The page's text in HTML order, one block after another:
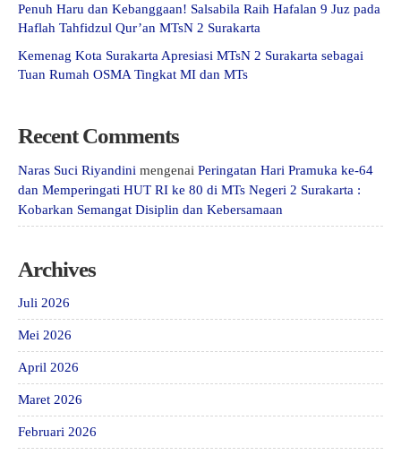
Penuh Haru dan Kebanggaan! Salsabila Raih Hafalan 9 Juz pada
Haflah Tahfidzul Qur’an MTsN 2 Surakarta
Kemenag Kota Surakarta Apresiasi MTsN 2 Surakarta sebagai
Tuan Rumah OSMA Tingkat MI dan MTs
Recent Comments
Naras Suci Riyandini mengenai Peringatan Hari Pramuka ke-64
dan Memperingati HUT RI ke 80 di MTs Negeri 2 Surakarta :
Kobarkan Semangat Disiplin dan Kebersamaan
Archives
Juli 2026
Mei 2026
April 2026
Maret 2026
Februari 2026